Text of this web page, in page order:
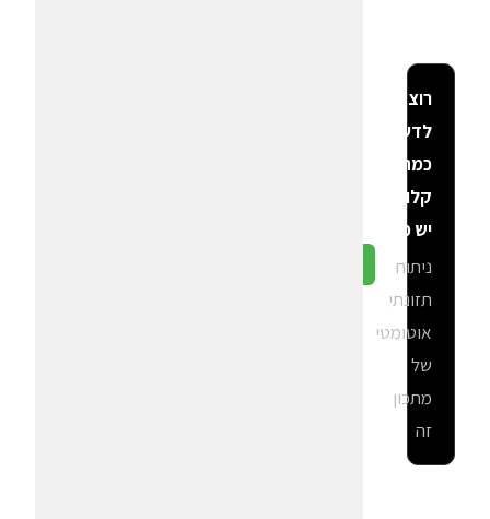
רוצה
לדעת
כמה
קלוריות
יש פה?
ניתוח
תזונתי
אוטומטי
של
מתכון
זה